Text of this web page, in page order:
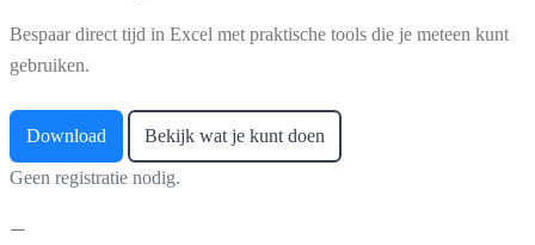
Bespaar direct tijd in Excel met praktische tools die je meteen kunt
gebruiken.
Download Bekijk wat je kunt doen
Geen registratie nodig.